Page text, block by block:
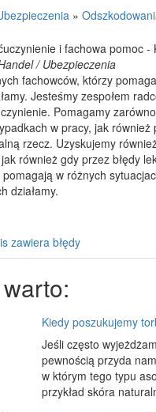
»
i fachowa pomoc -
/ Ubezpieczenia
fachowców, którzy
Jesteśmy zespołem
Pomagamy
w pracy, jak
rzecz. Uzyskujemy
również gdy przez błędy
w różnych
działamy.
zawiera błędy
Kiedy poszukujemy
Jeśli często
pewnością przyda
w którym tego typu
przykład skóra